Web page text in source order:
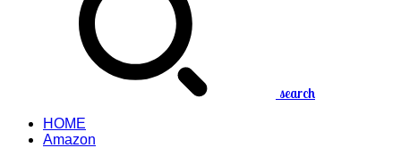
search
HOME
Amazon